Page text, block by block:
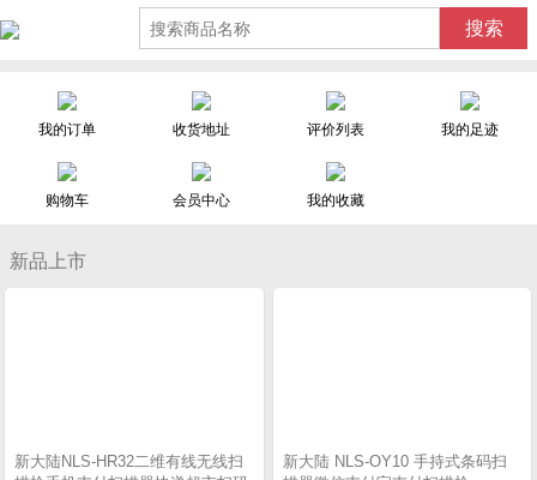
搜索
我的订单 收货地址 评价列表 我的足迹
购物车 会员中心 我的收藏
新品上市
新大陆NLS-HR32二维有线无线扫
新大陆 NLS-OY10 手持式条码扫